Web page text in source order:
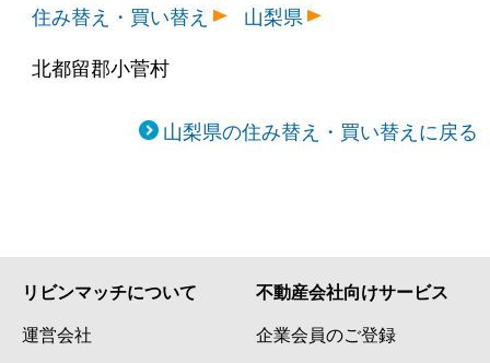
住み替え・買い替え
山梨県
北都留郡小菅村
山梨県の住み替え・買い替えに戻る
リビンマッチについて
運営会社
不動産会社向けサービス
企業会員のご登録